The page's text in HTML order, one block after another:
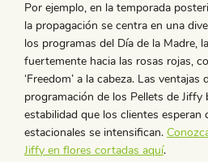
Por ejemplo, en la temporada
la propagación se centra en una
los programas del Día de la Madre,
fuertemente hacia las rosas rojas,
‘Freedom’ a la cabeza. Las
programación de los Pellets de Jiffy
estabilidad que los clientes esperan
estacionales se intensifican.
Jiffy en flores cortadas aquí.